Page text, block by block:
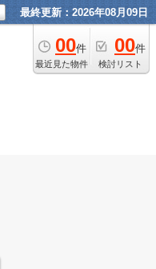
最終更新：2026年08月09日
00件
最近見た物件
00件
検討リスト